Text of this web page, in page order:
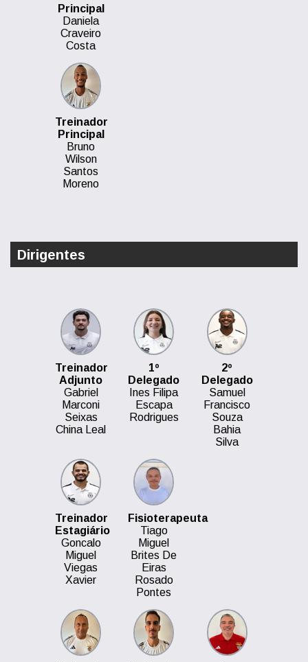
Principal
Daniela
Craveiro
Costa
Treinador
Principal
Bruno
Wilson
Santos
Moreno
Dirigentes
Treinador
Adjunto
Gabriel
Marconi
Seixas
China Leal
1º
Delegado
Ines Filipa
Escapa
Rodrigues
2º
Delegado
Samuel
Francisco
Souza
Bahia
Silva
Treinador
Estagiário
Goncalo
Miguel
Viegas
Xavier
Fisioterapeuta
Tiago
Miguel
Brites De
Eiras
Rosado
Pontes